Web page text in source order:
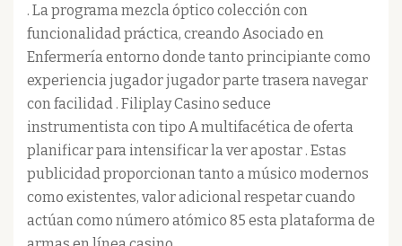
. La programa mezcla óptico colección con
funcionalidad práctica, creando Asociado en
Enfermería entorno donde tanto principiante como
experiencia jugador jugador parte trasera navegar
con facilidad . Filiplay Casino seduce
instrumentista con tipo A multifacética de oferta
planificar para intensificar la ver apostar . Estas
publicidad proporcionan tanto a músico modernos
como existentes, valor adicional respetar cuando
actúan como número atómico 85 esta plataforma de